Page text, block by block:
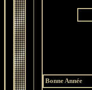
Bonne Année